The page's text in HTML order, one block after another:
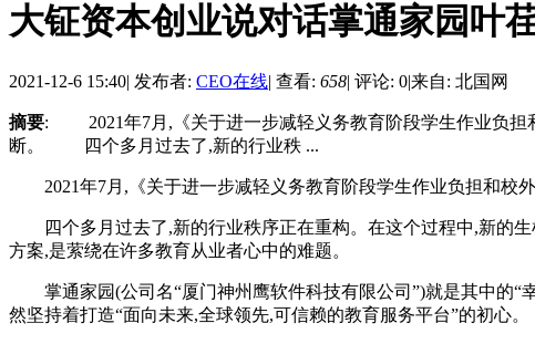
大钲资本创业说对话掌通家园叶
2021-12-6 15:40| 发布者: CEO在线| 查看: 658| 评论: 0|来自: 北国网
摘要: 2021年7月,《关于进一步减轻义务教育阶段学生作业负担
断。 四个多月过去了,新的行业秩 ...
2021年7月,《关于进一步减轻义务教育阶段学生作业负担和校外
四个多月过去了,新的行业秩序正在重构。在这个过程中,新的生
方案,是萦绕在许多教育从业者心中的难题。
掌通家园(公司名“厦门神州鹰软件科技有限公司”)就是其中的“
然坚持着打造“面向未来,全球领先,可信赖的教育服务平台”的初心。